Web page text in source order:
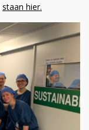
staan hier.